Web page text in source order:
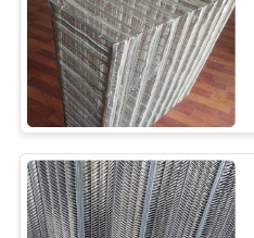
PRIVACY
POLICY